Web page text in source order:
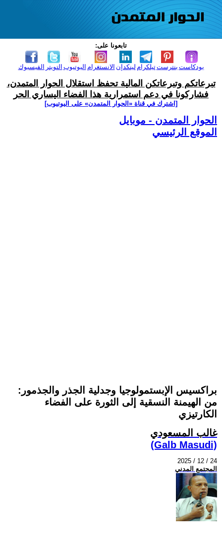
تابعونا على:
الفيسبوك التويتر اليوتيوب الانستغرام لينكدإن تيلكرامبنترست بودكاست
تبرعاتكم وتبرعاتكن المالية تحفظ استقلال الحوار المتمدن،
فشاركونا في دعم استمرارية هذا الفضاء اليساري الحر
[اشترك في قناة ‫«الحوار المتمدن» على اليوتيوب]
الحوار المتمدن - موبايل
الموقع الرئيسي
براكسيس الإبستمولوجيا وجدلية الجذر والجذمور:
من الهيمنة النسقية إلى الثورة على الفضاء
الكارتيزي
غالب المسعودي
(Galb Masudi)
2025 / 12 / 24
المجتمع المدني